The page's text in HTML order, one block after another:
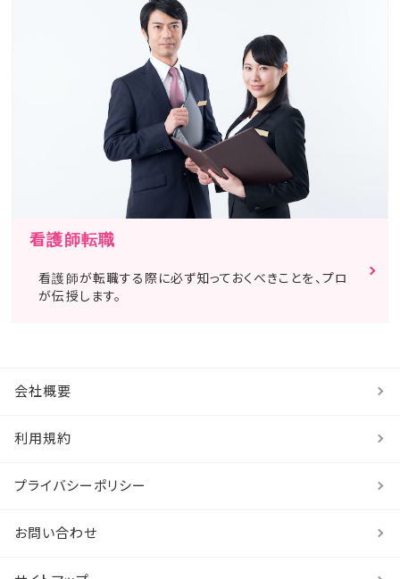
看護師転職
看護師が転職する際に必ず知っておくべきことを、プロ
が伝授します。
会社概要
利用規約
プライバシーポリシー
お問い合わせ